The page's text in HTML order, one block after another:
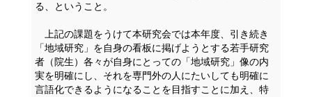
る、ということ。
上記の課題をうけて本研究会では本年度、引き続き
「地域研究」を自身の看板に掲げようとする若手研究
者（院生）各々が自身にとっての「地域研究」像の内
実を明確にし、それを専門外の人にたいしても明確に
言語化できるようになることを目指すことに加え、特